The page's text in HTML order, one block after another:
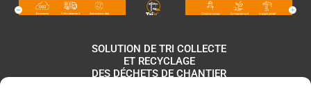
SOLUTION DE TRI COLLECTE
ET RECYCLAGE
DES DÉCHETS DE CHANTIER